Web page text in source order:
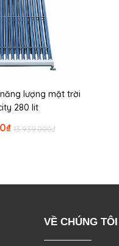
lượng mặt trời
280 lit
₫
13.939.000
₫
VỀ CHÚNG TÔI